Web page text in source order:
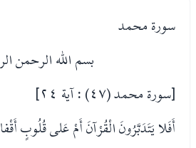
سورة محمد
بسم الله الرحمن
[سورة محمد (٤٧) : آية ٢٤]
أَفَلا يَتَدَبَّرُونَ الْقُرْآنَ أَمْ عَلى قُلُوبٍ